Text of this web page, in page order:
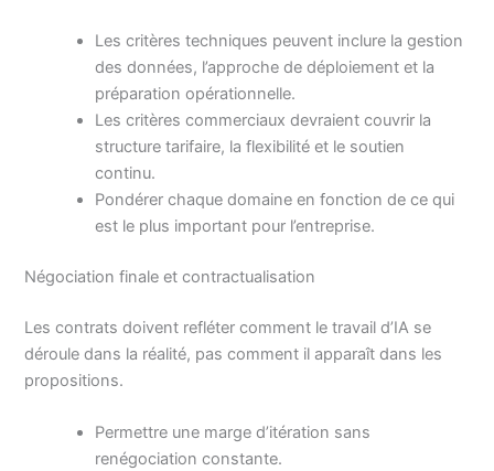
Les critères techniques peuvent inclure la gestion
des données, l’approche de déploiement et la
préparation opérationnelle.
Les critères commerciaux devraient couvrir la
structure tarifaire, la flexibilité et le soutien
continu.
Pondérer chaque domaine en fonction de ce qui
est le plus important pour l’entreprise.
Négociation finale et contractualisation
Les contrats doivent refléter comment le travail d’IA se
déroule dans la réalité, pas comment il apparaît dans les
propositions.
Permettre une marge d’itération sans
renégociation constante.